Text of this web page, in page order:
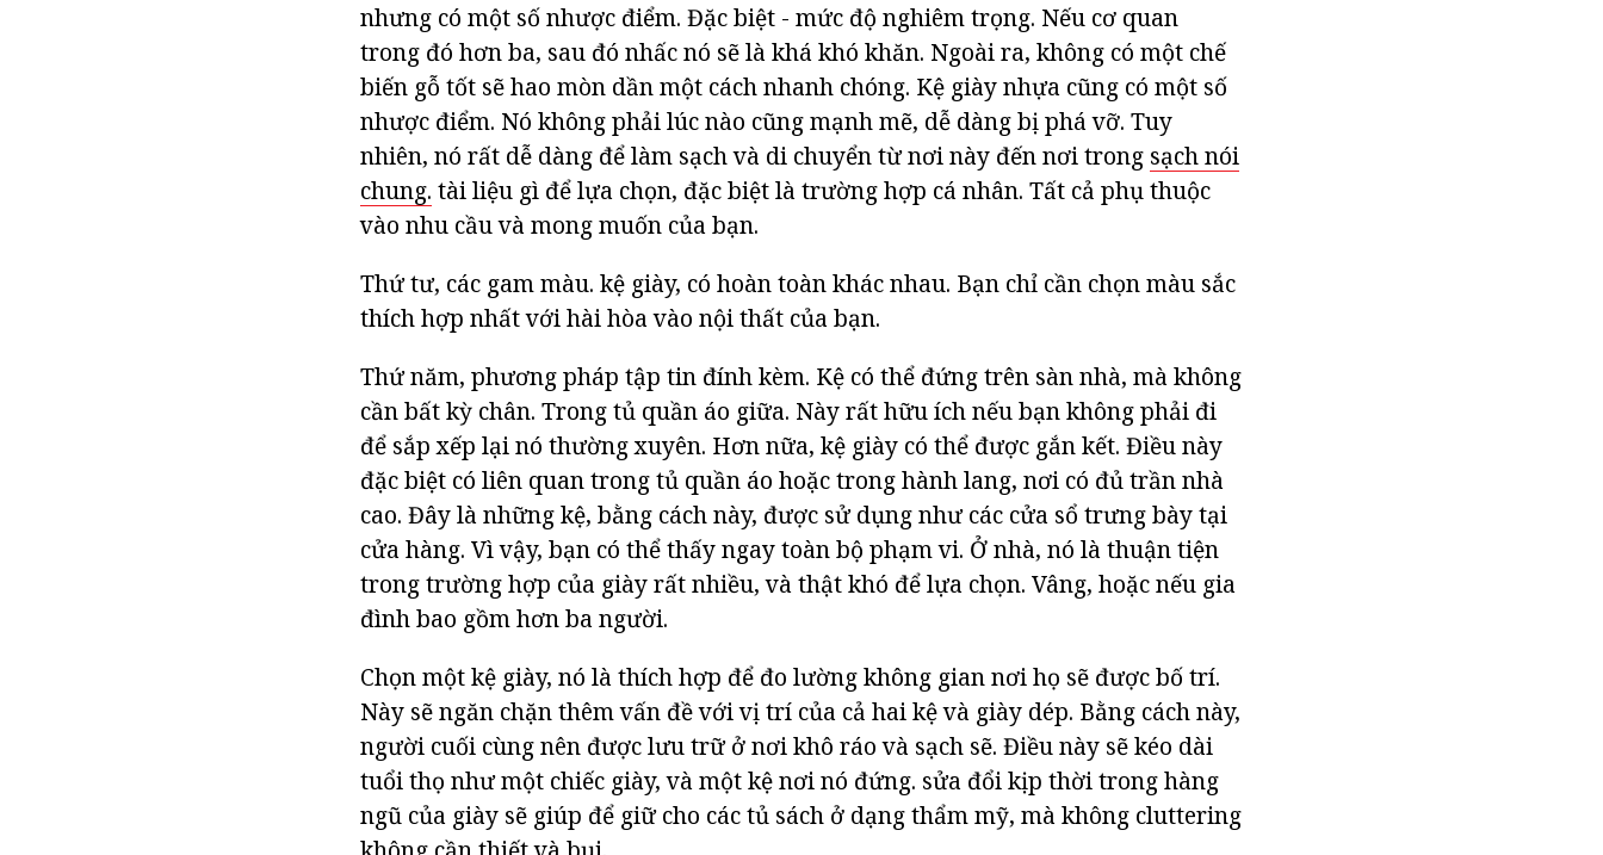
nhưng có một số nhược điểm. Đặc biệt - mức độ nghiêm trọng. Nếu cơ quan
trong đó hơn ba, sau đó nhấc nó sẽ là khá khó khăn. Ngoài ra, không có một chế
biến gỗ tốt sẽ hao mòn dần một cách nhanh chóng. Kệ giày nhựa cũng có một số
nhược điểm. Nó không phải lúc nào cũng mạnh mẽ, dễ dàng bị phá vỡ. Tuy
nhiên, nó rất dễ dàng để làm sạch và di chuyển từ nơi này đến nơi trong sạch nói
chung. tài liệu gì để lựa chọn, đặc biệt là trường hợp cá nhân. Tất cả phụ thuộc
vào nhu cầu và mong muốn của bạn.
Thứ tư, các gam màu. kệ giày, có hoàn toàn khác nhau. Bạn chỉ cần chọn màu sắc
thích hợp nhất với hài hòa vào nội thất của bạn.
Thứ năm, phương pháp tập tin đính kèm. Kệ có thể đứng trên sàn nhà, mà không
cần bất kỳ chân. Trong tủ quần áo giữa. Này rất hữu ích nếu bạn không phải đi
để sắp xếp lại nó thường xuyên. Hơn nữa, kệ giày có thể được gắn kết. Điều này
đặc biệt có liên quan trong tủ quần áo hoặc trong hành lang, nơi có đủ trần nhà
cao. Đây là những kệ, bằng cách này, được sử dụng như các cửa sổ trưng bày tại
cửa hàng. Vì vậy, bạn có thể thấy ngay toàn bộ phạm vi. Ở nhà, nó là thuận tiện
trong trường hợp của giày rất nhiều, và thật khó để lựa chọn. Vâng, hoặc nếu gia
đình bao gồm hơn ba người.
Chọn một kệ giày, nó là thích hợp để đo lường không gian nơi họ sẽ được bố trí.
Này sẽ ngăn chặn thêm vấn đề với vị trí của cả hai kệ và giày dép. Bằng cách này,
người cuối cùng nên được lưu trữ ở nơi khô ráo và sạch sẽ. Điều này sẽ kéo dài
tuổi thọ như một chiếc giày, và một kệ nơi nó đứng. sửa đổi kịp thời trong hàng
ngũ của giày sẽ giúp để giữ cho các tủ sách ở dạng thẩm mỹ, mà không cluttering